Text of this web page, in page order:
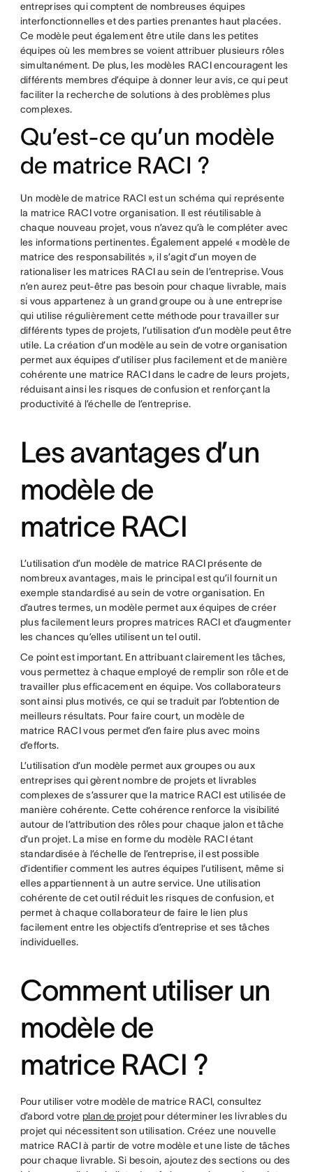
entreprises qui comptent de nombreuses équipes
interfonctionnelles et des parties prenantes haut placées.
Ce modèle peut également être utile dans les petites
équipes où les membres se voient attribuer plusieurs rôles
simultanément. De plus, les modèles RACI encouragent les
différents membres d’équipe à donner leur avis, ce qui peut
faciliter la recherche de solutions à des problèmes plus
complexes.
Qu’est-ce qu’un modèle
de matrice RACI ?
Un modèle de matrice RACI est un schéma qui représente
la matrice RACI votre organisation. Il est réutilisable à
chaque nouveau projet, vous n’avez qu’à le compléter avec
les informations pertinentes. Également appelé « modèle de
matrice des responsabilités », il s’agit d’un moyen de
rationaliser les matrices RACI au sein de l’entreprise. Vous
n’en aurez peut-être pas besoin pour chaque livrable, mais
si vous appartenez à un grand groupe ou à une entreprise
qui utilise régulièrement cette méthode pour travailler sur
différents types de projets, l’utilisation d’un modèle peut être
utile. La création d’un modèle au sein de votre organisation
permet aux équipes d’utiliser plus facilement et de manière
cohérente une matrice RACI dans le cadre de leurs projets,
réduisant ainsi les risques de confusion et renforçant la
productivité à l’échelle de l’entreprise.
Les avantages d’un
modèle de
matrice RACI
L’utilisation d’un modèle de matrice RACI présente de
nombreux avantages, mais le principal est qu’il fournit un
exemple standardisé au sein de votre organisation. En
d’autres termes, un modèle permet aux équipes de créer
plus facilement leurs propres matrices RACI et d’augmenter
les chances qu’elles utilisent un tel outil.
Ce point est important. En attribuant clairement les tâches,
vous permettez à chaque employé de remplir son rôle et de
travailler plus efficacement en équipe. Vos collaborateurs
sont ainsi plus motivés, ce qui se traduit par l’obtention de
meilleurs résultats. Pour faire court, un modèle de
matrice RACI vous permet d’en faire plus avec moins
d’efforts.
L’utilisation d’un modèle permet aux groupes ou aux
entreprises qui gèrent nombre de projets et livrables
complexes de s’assurer que la matrice RACI est utilisée de
manière cohérente. Cette cohérence renforce la visibilité
autour de l’attribution des rôles pour chaque jalon et tâche
d’un projet. La mise en forme du modèle RACI étant
standardisée à l’échelle de l’entreprise, il est possible
d’identifier comment les autres équipes l’utilisent, même si
elles appartiennent à un autre service. Une utilisation
cohérente de cet outil réduit les risques de confusion, et
permet à chaque collaborateur de faire le lien plus
facilement entre les objectifs d’entreprise et ses tâches
individuelles.
Comment utiliser un
modèle de
matrice RACI ?
Pour utiliser votre modèle de matrice RACI, consultez
d’abord votre plan de projetpour déterminer les livrables du
projet qui nécessitent son utilisation. Créez une nouvelle
matrice RACI à partir de votre modèle et une liste de tâches
pour chaque livrable. Si besoin, ajoutez des sections ou des